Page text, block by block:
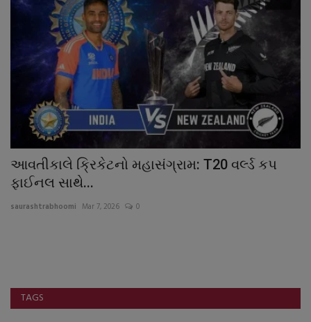
આવતીકાલે ક્રિકેટનો મહાસંગ્રામ: T20 વર્લ્ડ કપ
ફાઈનલ સાથે...
saurashtrabhoomi Mar 7, 2026 0
TAGS